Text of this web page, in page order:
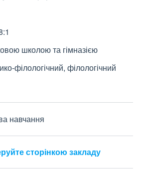
школою та гімназією
філологічний, філологічний
навчання
сторінкою закладу